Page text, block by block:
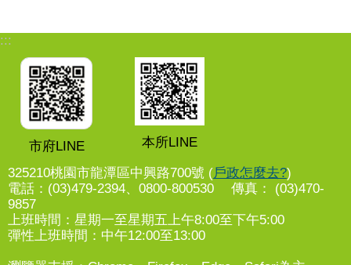
:::
市府LINE 本所LINE
325210桃園市龍潭區中興路700號 (戶政怎麼去?)
電話：(03)479-2394、0800-800530 傳真： (03)470-
9857
上班時間：星期一至星期五上午8:00至下午5:00
彈性上班時間：中午12:00至13:00